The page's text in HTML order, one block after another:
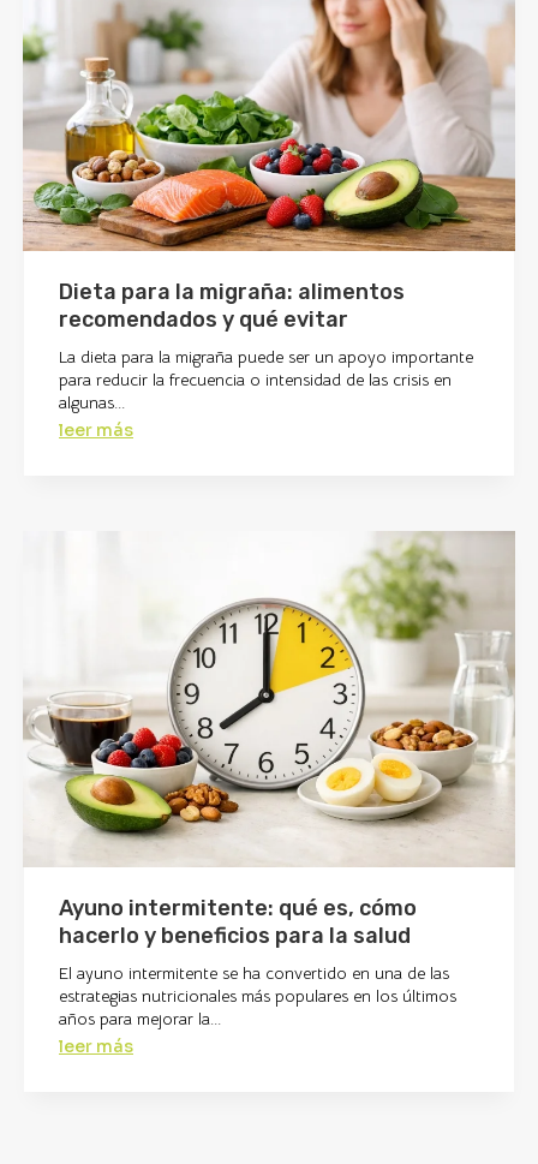
Dieta para la migraña: alimentos
recomendados y qué evitar
La dieta para la migraña puede ser un apoyo importante
para reducir la frecuencia o intensidad de las crisis en
algunas...
leer más
Ayuno intermitente: qué es, cómo
hacerlo y beneficios para la salud
El ayuno intermitente se ha convertido en una de las
estrategias nutricionales más populares en los últimos
años para mejorar la...
leer más